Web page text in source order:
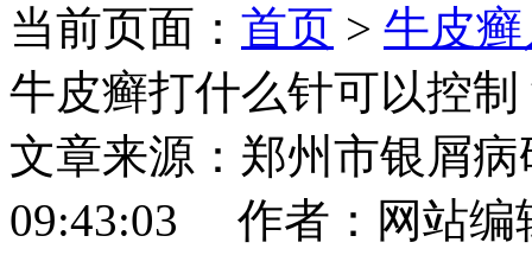
当前页面： 首页 > 牛皮
牛皮癣打什么针可以控
文章来源：郑州市银屑
09:43:03 作者：网站编